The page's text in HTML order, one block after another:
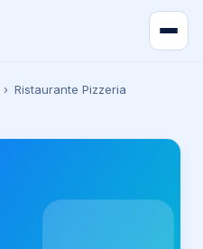
› Ristaurante Pizzeria